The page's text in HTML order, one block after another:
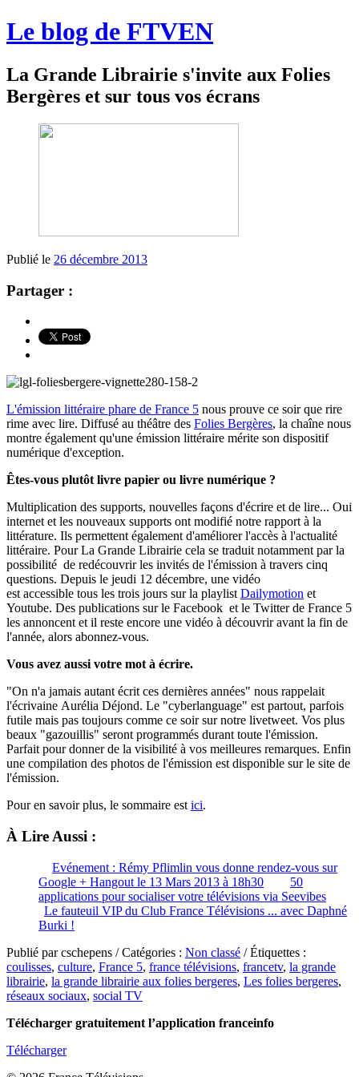
Le blog de FTVEN
La Grande Librairie s'invite aux Folies
Bergères et sur tous vos écrans
Publié le 26 décembre 2013
Partager :
L'émission littéraire phare de France 5 nous prouve ce soir que rire
rime avec lire. Diffusé au théâtre des Folies Bergères, la chaîne nous
montre également qu'une émission littéraire mérite son dispositif
numérique d'exception.
Êtes-vous plutôt livre papier ou livre numérique ?
Multiplication des supports, nouvelles façons d'écrire et de lire... Oui
internet et les nouveaux supports ont modifié notre rapport à la
littérature. Ils permettent également d'améliorer l'accès à l'actualité
littéraire. Pour La Grande Librairie cela se traduit notamment par la
possibilité de redécouvrir les invités de l'émission à travers cinq
questions. Depuis le jeudi 12 décembre, une vidéo
est accessible tous les trois jours sur la playlist Dailymotion et
Youtube. Des publications sur le Facebook et le Twitter de France 5
les annoncent et il reste encore une vidéo à découvrir avant la fin de
l'année, alors abonnez-vous.
Vous avez aussi votre mot à écrire.
"On n'a jamais autant écrit ces dernières années" nous rappelait
l'écrivaine Aurélia Déjond. Le "cyberlanguage" est partout, parfois
futile mais pas toujours comme ce soir sur notre livetweet. Vos plus
beaux "gazouillis" seront programmés durant toute l'émission.
Parfait pour donner de la visibilité à vos meilleures remarques. Enfin
une compilation des photos de l'émission est disponible sur le site de
l'émission.
Pour en savoir plus, le sommaire est ici.
À Lire Aussi :
Evénement : Rémy Pflimlin vous donne rendez-vous sur
Google + Hangout le 13 Mars 2013 à 18h30
50
applications pour socialiser votre télévisions via Seevibes
Le fauteuil VIP du Club France Télévisions ... avec Daphné
Burki !
Publié par cschepens / Catégories : Non classé / Étiquettes :
coulisses, culture, France 5, france télévisions, francetv, la grande
librairie, la grande librairie aux folies bergeres, Les folies bergeres,
réseaux sociaux, social TV
Télécharger gratuitement l’application franceinfo
Télécharger